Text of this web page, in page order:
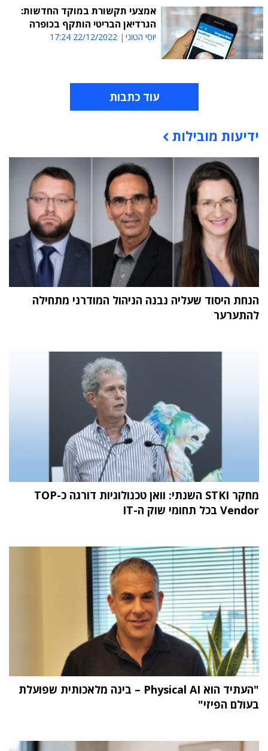
אמצעי תקשורת במוקד החדשות:
הגרדיאן הבריטי הותקף בכופרה
יוסי הטוני 22/12/2022 17:24
עוד כתבות
תוכן פרסומי
ידיעות מובילות
הנחת היסוד שעליה נבנה הניהול המודרני מתחילה
להתערער
מחקר STKI השנתי: וואן טכנולוגיות דורגה כ-TOP
Vendor בכל תחומי שוק ה-IT
"העתיד הוא Physical AI – בינה מלאכותית שפועלת
בעולם הפיזי"